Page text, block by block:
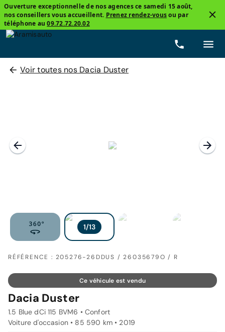
Ouverture exceptionnelle de nos agences ce samedi 15 août,
nos conseillers vous accueillent. Prenez rendez-vousou par
téléphone au09.72.72.20.02
Voir toutes nos Dacia Duster
RÉFÉRENCE : 205276-26DDUS / 26035679O / R
Ce véhicule est vendu
Dacia Duster
1.5 Blue dCi 115 BVM6 • Confort
Voiture d'occasion • 85 590 km • 2019